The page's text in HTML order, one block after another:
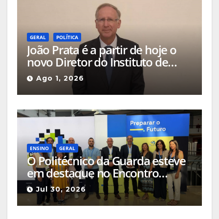
GERAL POLÍTICA
João Prata é a partir de hoje o
novo Diretor do Instituto de
Emprego e Formação
Profissional da Guarda
Ago 1, 2026
ENSINO GERAL
O Politécnico da Guarda esteve
em destaque no Encontro
Ciência e Inovação 2026 com
seleção de três sessões
científicas
Jul 30, 2026